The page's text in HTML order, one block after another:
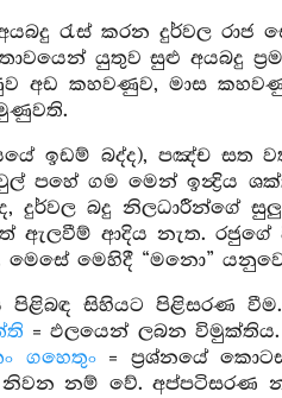
රැස් කරන දුර්වල
යුතුව සුළු අයබදු
අඩ කහවණුව, මාස
ඉඩම් බද්ද), පඤ්ච සත
පහේ ගම මෙන් ඉන්‍ද්‍රිය
දුර්වල බදු නිලධාරීන්ගේ
ඇලවීම් ආදිය නැත.
මෙහිදී “මනො”
පිළිබඳ සිහියට පිළිසරණ
= ඵලයෙන් ලබන
ගහෙතුං= ප්‍රශ්නයේ
නිවන නම් වේ.